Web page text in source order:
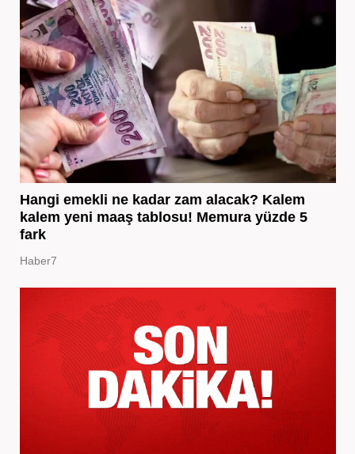
Hangi emekli ne kadar zam alacak? Kalem
kalem yeni maaş tablosu! Memura yüzde 5
fark
Haber7